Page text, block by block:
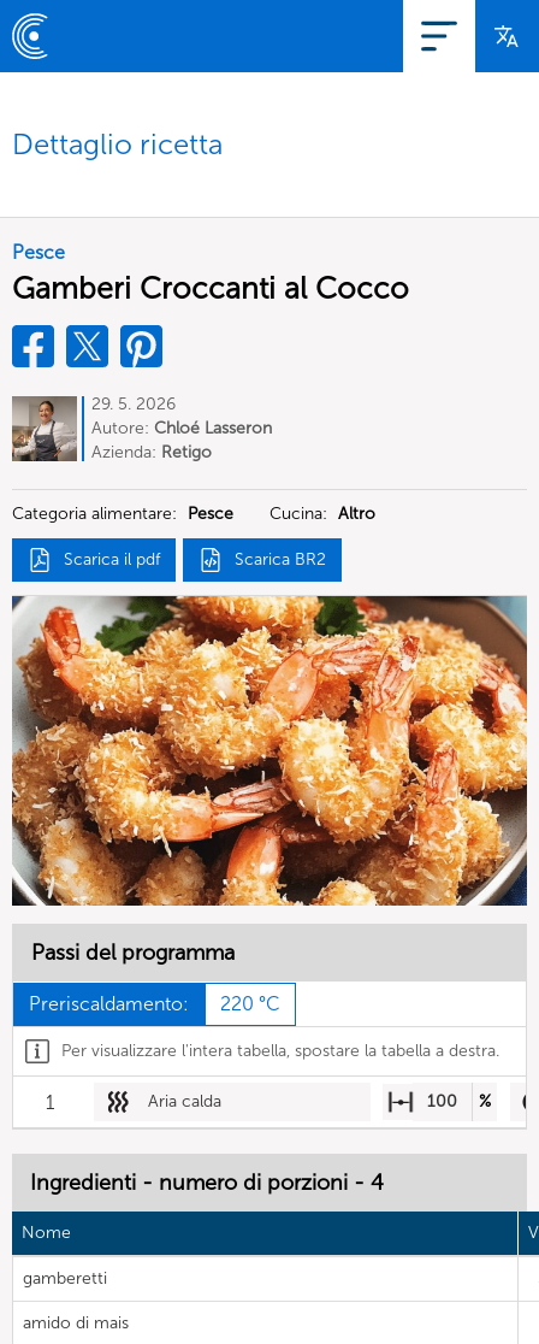
Dettaglio ricetta
Pesce
Gamberi Croccanti al Cocco
29. 5. 2026
Autore: Chloé Lasseron
Azienda: Retigo
Categoria alimentare: Pesce Cucina: Altro
Scarica il pdf Scarica BR2
Passi del programma
Preriscaldamento: 220 °C
Per visualizzare l'intera tabella, spostare la tabella a destra.
1 Aria calda 100 %
Ingredienti - numero di porzioni - 4
Nome
gamberetti
amido di mais